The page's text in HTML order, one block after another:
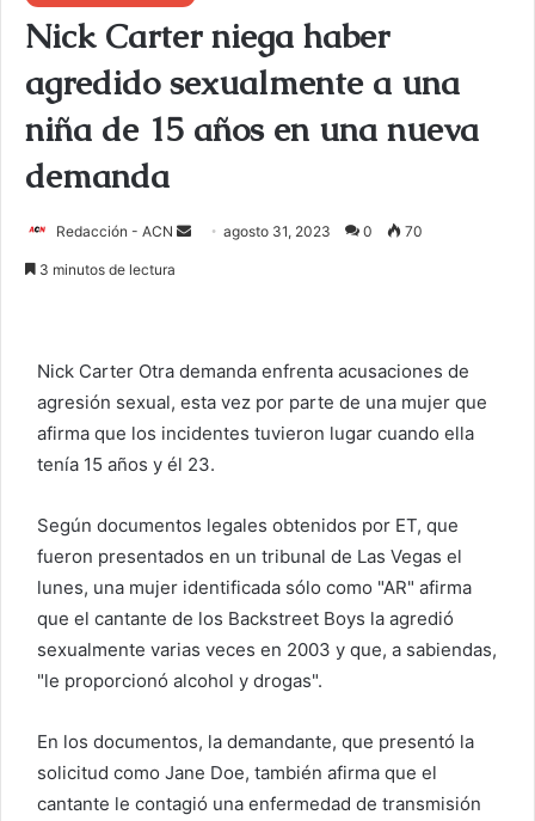
Nick Carter niega haber
agredido sexualmente a una
niña de 15 años en una nueva
demanda
Redacción - ACN
r
u
n
c
l
e
t
r
ó
agosto 31, 2023 0 70
3 minutos de lectura
Nick Carter Otra demanda enfrenta acusaciones de
agresión sexual, esta vez por parte de una mujer que
afirma que los incidentes tuvieron lugar cuando ella
tenía 15 años y él 23.
Según documentos legales obtenidos por ET, que
fueron presentados en un tribunal de Las Vegas el
lunes, una mujer identificada sólo como "AR" afirma
que el cantante de los Backstreet Boys la agredió
sexualmente varias veces en 2003 y que, a sabiendas,
"le proporcionó alcohol y drogas".
En los documentos, la demandante, que presentó la
solicitud como Jane Doe, también afirma que el
cantante le contagió una enfermedad de transmisión